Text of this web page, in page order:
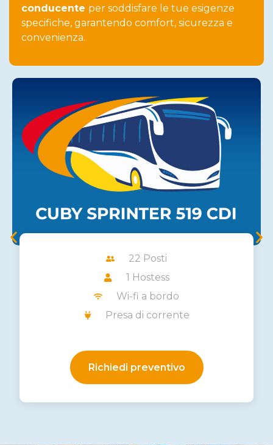
conducente per soddisfare le tue esigenze
specifiche, garantendo comfort, sicurezza e
convenienza.
22 Posti
1 Hostess
Wi-fi a bordo
Presa di corrente
Richiedi preventivo